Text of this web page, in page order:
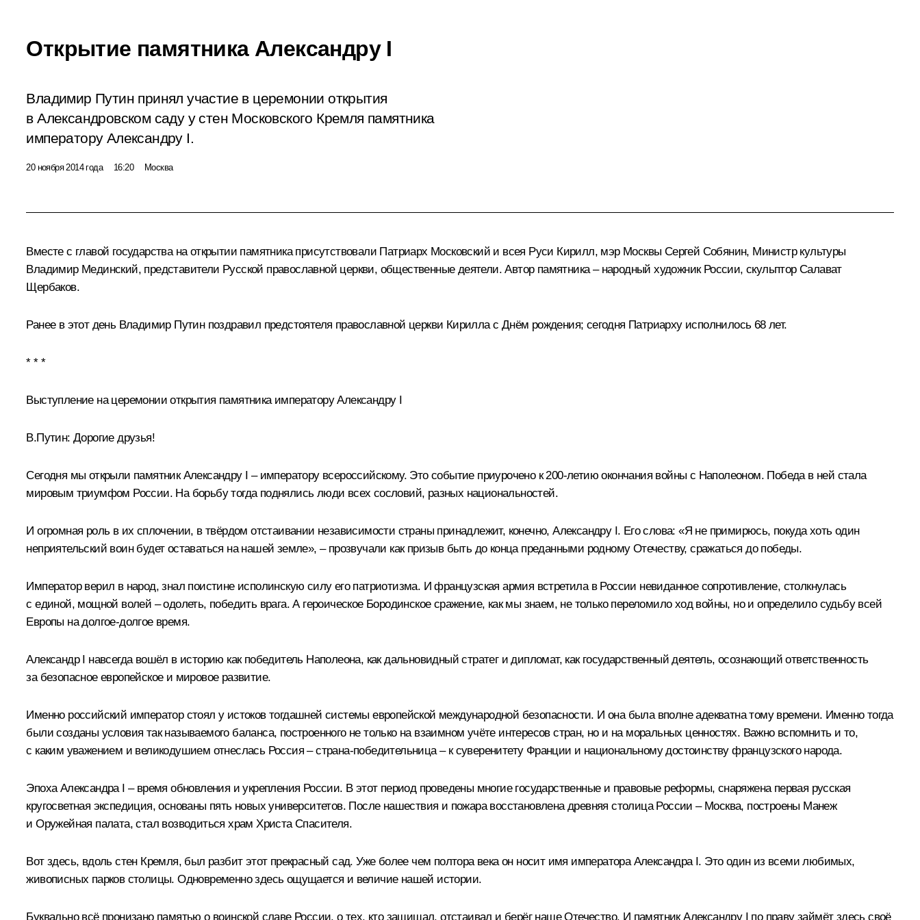
Открытие памятника Александру I
Владимир Путин принял участие в церемонии открытия
в Александровском саду у стен Московского Кремля памятника
императору Александру I.
20 ноября 2014 года 16:20 Москва
Вместе с главой государства на открытии памятника присутствовали Патриарх Московский и всея Руси Кирилл, мэр Москвы Сергей Собянин, Министр культуры
Владимир Мединский, представители Русской православной церкви, общественные деятели. Автор памятника – народный художник России, скульптор Салават
Щербаков.
Ранее в этот день Владимир Путин поздравил предстоятеля православной церкви Кирилла с Днём рождения; сегодня Патриарху исполнилось 68 лет.
* * *
Выступление на церемонии открытия памятника императору Александру I
В.Путин: Дорогие друзья!
Сегодня мы открыли памятник Александру I – императору всероссийскому. Это событие приурочено к 200-летию окончания войны с Наполеоном. Победа в ней стала
мировым триумфом России. На борьбу тогда поднялись люди всех сословий, разных национальностей.
И огромная роль в их сплочении, в твёрдом отстаивании независимости страны принадлежит, конечно, Александру I. Его слова: «Я не примирюсь, покуда хоть один
неприятельский воин будет оставаться на нашей земле», – прозвучали как призыв быть до конца преданными родному Отечеству, сражаться до победы.
Император верил в народ, знал поистине исполинскую силу его патриотизма. И французская армия встретила в России невиданное сопротивление, столкнулась
с единой, мощной волей – одолеть, победить врага. А героическое Бородинское сражение, как мы знаем, не только переломило ход войны, но и определило судьбу всей
Европы на долгое-долгое время.
Александр I навсегда вошёл в историю как победитель Наполеона, как дальновидный стратег и дипломат, как государственный деятель, осознающий ответственность
за безопасное европейское и мировое развитие.
Именно российский император стоял у истоков тогдашней системы европейской международной безопасности. И она была вполне адекватна тому времени. Именно тогда
были созданы условия так называемого баланса, построенного не только на взаимном учёте интересов стран, но и на моральных ценностях. Важно вспомнить и то,
с каким уважением и великодушием отнеслась Россия – страна-победительница – к суверенитету Франции и национальному достоинству французского народа.
Эпоха Александра I – время обновления и укрепления России. В этот период проведены многие государственные и правовые реформы, снаряжена первая русская
кругосветная экспедиция, основаны пять новых университетов. После нашествия и пожара восстановлена древняя столица России – Москва, построены Манеж
и Оружейная палата, стал возводиться храм Христа Спасителя.
Вот здесь, вдоль стен Кремля, был разбит этот прекрасный сад. Уже более чем полтора века он носит имя императора Александра I. Это один из всеми любимых,
живописных парков столицы. Одновременно здесь ощущается и величие нашей истории.
Буквально всё пронизано памятью о воинской славе России, о тех, кто защищал, отстаивал и берёг наше Отечество. И памятник Александру I по праву займёт здесь своё